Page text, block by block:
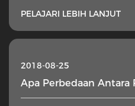
PELAJARI LEBIH LANJUT
2018-08-25
Apa Perbedaan Antara